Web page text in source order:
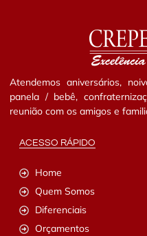
Atendemos aniversários,
panela / bebê,
reunião com os amigos e
ACESSO RÁPIDO
Home
Quem Somos
Diferenciais
Orçamentos